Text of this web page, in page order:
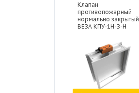
Клапан
противопожарный
нормально закрытый
ВЕЗА КПУ-1Н-З-Н